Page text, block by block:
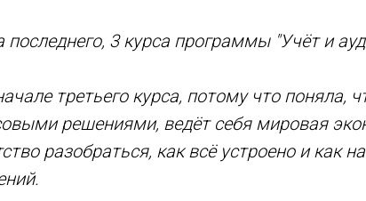
3 курса программы "Учёт и
третьего курса, потому что поняла,
решениями, ведёт себя мировая
разобраться, как всё устроено и как